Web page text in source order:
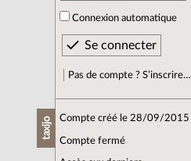
Connexion automatique
Pas de compte ? S’inscrire…
taxijo Compte créé le 28/09/2015
Compte fermé